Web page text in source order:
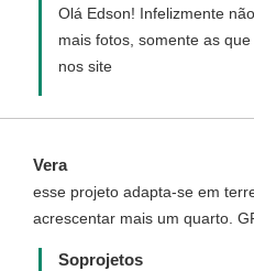
Olá Edson! Infelizmente
mais fotos, somente as
nos site
Vera
esse projeto adapta-se em
acrescentar mais um quarto.
Soprojetos